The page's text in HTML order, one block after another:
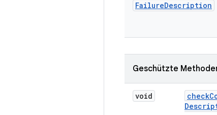
FailureDescription
Geschützte
void check